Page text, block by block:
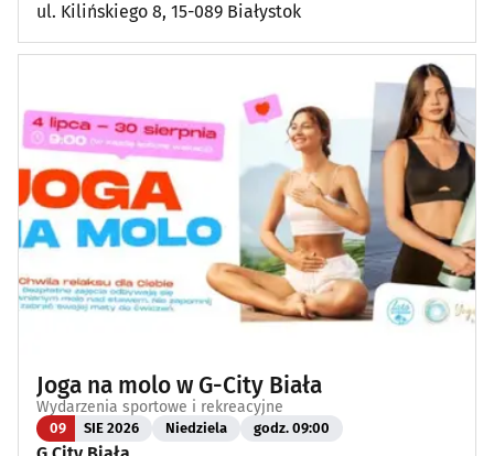
ul. Kilińskiego 8, 15-089 Białystok
Joga na molo w G-City Biała
Wydarzenia sportowe i rekreacyjne
09 SIE 2026 Niedziela godz. 09:00